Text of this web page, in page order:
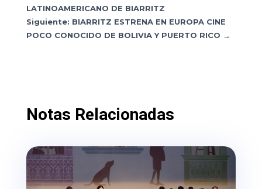
LATINOAMERICANO DE BIARRITZ
Siguiente: BIARRITZ ESTRENA EN EUROPA CINE
POCO CONOCIDO DE BOLIVIA Y PUERTO RICO →
Notas Relacionadas